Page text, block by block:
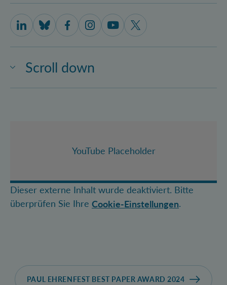
Scroll down
IQOQI Vienna on LinkedIn
IQOQI Vienna on Bluesky
IQOQI Vienna on Facebook
IQOQI Vienna on Instagram
IQOQI Vienna on Youtube
IQOQI Vienna on X
YouTube Placeholder
Dieser externe Inhalt wurde deaktiviert. Bitte
überprüfen Sie Ihre Cookie-Einstellungen.
PAUL EHRENFEST BEST PAPER AWARD 2024